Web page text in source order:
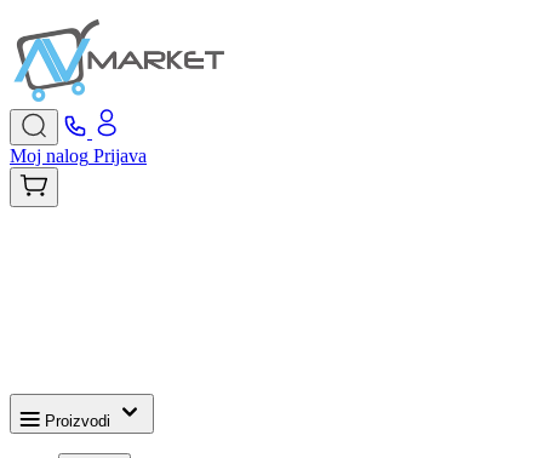
Moj nalog Prijava
Proizvodi